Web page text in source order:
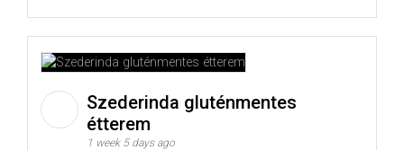
Szederinda gluténmentes
étterem
1 week 5 days ago